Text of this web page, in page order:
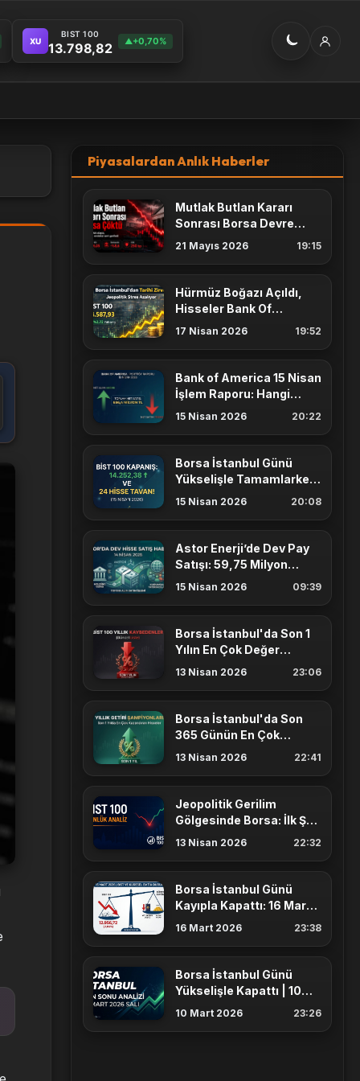
XU
BIST 100
13.798,82 ▲+0,70%
Piyasalardan Anlık Haberler
Mutlak Butlan Kararı
Sonrası Borsa Devre
Kesti
21 Mayıs 2026 19:15
Hürmüz Boğazı Açıldı,
Hisseler Bank Of
America Alımlarıyla Ralli
17 Nisan 2026 19:52
Bank of America 15 Nisan
İşlem Raporu: Hangi
Hisseleri Aldı, Hangilerini
15 Nisan 2026 20:22
Borsa İstanbul Günü
Yükselişle Tamamlarken
24 Hisse Tavan Kilitli
15 Nisan 2026 20:08
Astor Enerji’de Dev Pay
Satışı: 59,75 Milyon
Lotluk ASTOR Satışı Ne
15 Nisan 2026 09:39
Borsa İstanbul'da Son 1
Yılın En Çok Değer
Kaybeden Hisse
13 Nisan 2026 23:06
Borsa İstanbul'da Son
365 Günün En Çok
Kazandıran Hisse
13 Nisan 2026 22:41
Jeopolitik Gerilim
Gölgesinde Borsa: İlk Şok
Atlatıldı, Dipten Dönüş
13 Nisan 2026 22:32
Borsa İstanbul Günü
Kayıpla Kapattı: 16 Mart
Piyasa Analizi |
16 Mart 2026 23:38
Borsa İstanbul Günü
Yükselişle Kapattı | 10
Mart Gün Sonu Analizi
10 Mart 2026 23:26